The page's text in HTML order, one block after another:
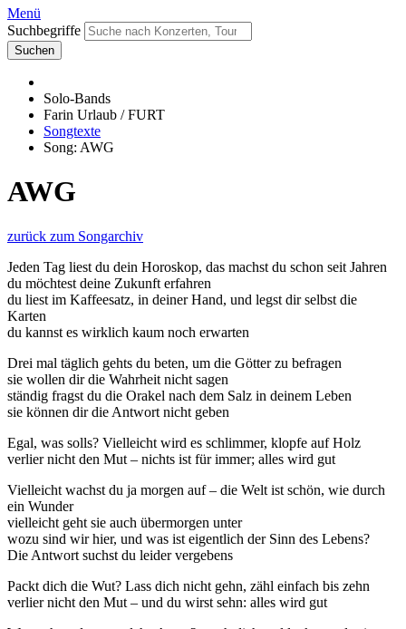
Menü
Suchbegriffe
Suchen
Solo-Bands
Farin Urlaub / FURT
Songtexte
Song: AWG
AWG
zurück zum Songarchiv
Jeden Tag liest du dein Horoskop, das machst du schon seit Jahren
du möchtest deine Zukunft erfahren
du liest im Kaffeesatz, in deiner Hand, und legst dir selbst die
Karten
du kannst es wirklich kaum noch erwarten
Drei mal täglich gehts du beten, um die Götter zu befragen
sie wollen dir die Wahrheit nicht sagen
ständig fragst du die Orakel nach dem Salz in deinem Leben
sie können dir die Antwort nicht geben
Egal, was solls? Vielleicht wird es schlimmer, klopfe auf Holz
verlier nicht den Mut – nichts ist für immer; alles wird gut
Vielleicht wachst du ja morgen auf – die Welt ist schön, wie durch
ein Wunder
vielleicht geht sie auch übermorgen unter
wozu sind wir hier, und was ist eigentlich der Sinn des Lebens?
Die Antwort suchst du leider vergebens
Packt dich die Wut? Lass dich nicht gehn, zähl einfach bis zehn
verlier nicht den Mut – und du wirst sehn: alles wird gut